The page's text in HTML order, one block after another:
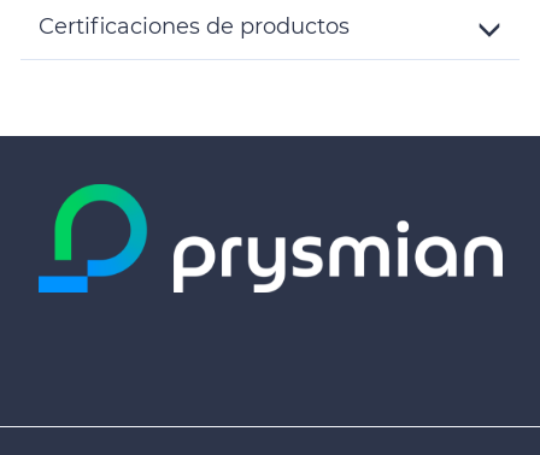
Details
Certificaciones de productos